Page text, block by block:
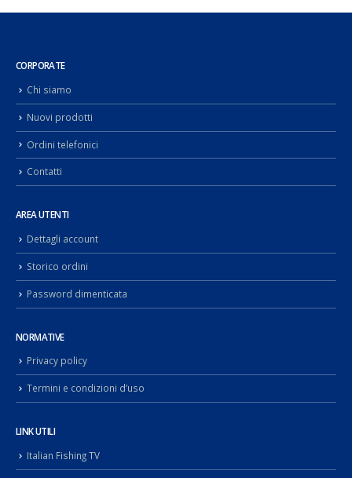
CORPORATE
Chi siamo
Nuovi prodotti
Ordini telefonici
Contatti
AREA UTENTI
Dettagli account
Storico ordini
Password dimenticata
NORMATIVE
Privacy policy
Termini e condizioni d’uso
LINK UTILI
Italian Fishing TV